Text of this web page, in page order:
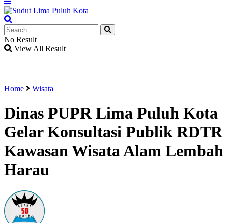
No Result
View All Result
Home Wisata
Dinas PUPR Lima Puluh Kota
Gelar Konsultasi Publik RDTR
Kawasan Wisata Alam Lembah
Harau